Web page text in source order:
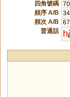
四角號碼
頻序 A/B
頻次 A/B
67
普通話
h